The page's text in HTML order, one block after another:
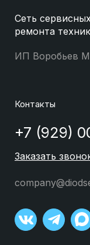
Сеть
ремонта
ИП Воробьев
Контакты
+7 (929)
Заказать